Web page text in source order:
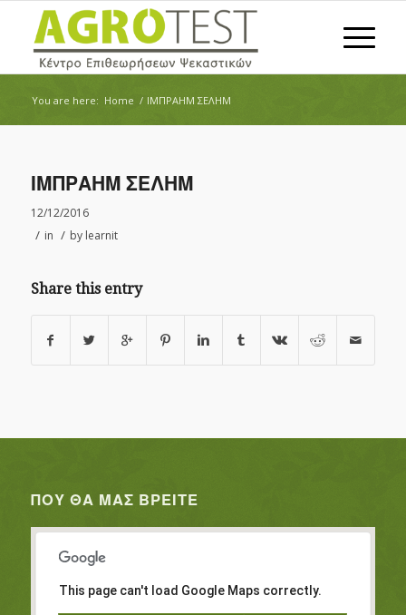
You are here: Home / ΙΜΠΡΑΗΜ ΣΕΛΗΜ
ΙΜΠΡΑΗΜ ΣΕΛΗΜ
12/12/2016
/ in / by learnit
Share this entry
ΠΟΥ ΘΑ ΜΑΣ ΒΡΕΊΤΕ
This page can't load Google Maps correctly.